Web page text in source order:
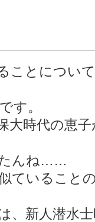
ことについ
す。
大時代の恵
たんね……
ていること
、新人潜水